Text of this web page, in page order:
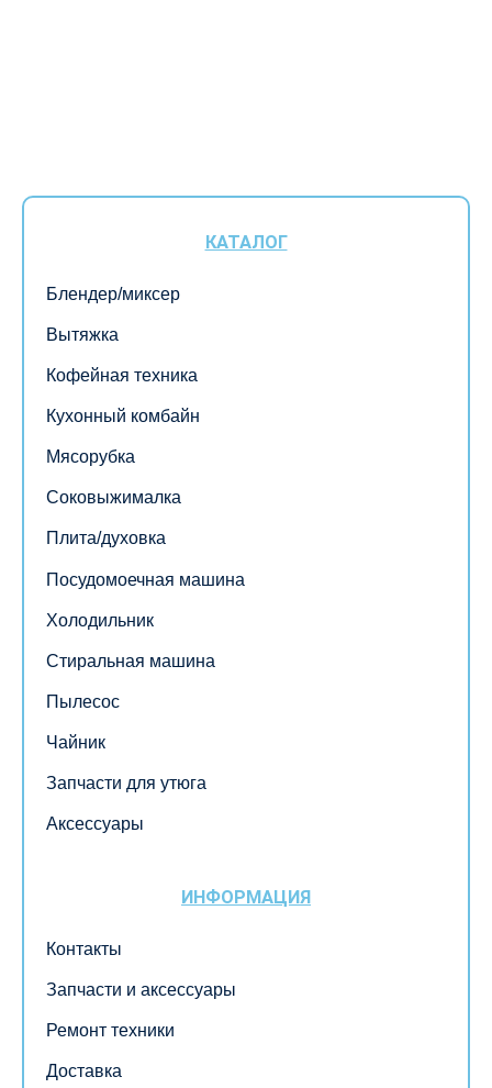
КАТАЛОГ
Блендер/миксер
Вытяжка
Кофейная техника
Кухонный комбайн
Мясорубка
Соковыжималка
Плита/духовка
Посудомоечная машина
Холодильник
Стиральная машина
Пылесос
Чайник
Запчасти для утюга
Аксессуары
ИНФОРМАЦИЯ
Контакты
Запчасти и аксессуары
Ремонт техники
Доставка